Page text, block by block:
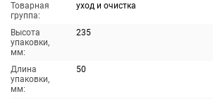
Товарная
группа:
уход и очистка
Высота
упаковки,
мм:
235
Длина
упаковки,
мм:
50